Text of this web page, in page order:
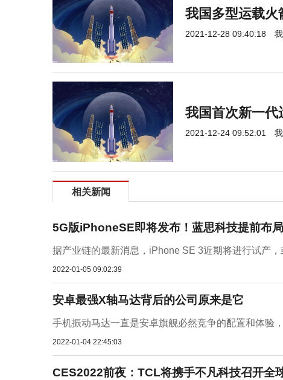
我国多型运载火
2021-12-28 09:40:18
我国首次新一代
2021-12-24 09:52:01
相关新闻
5G版iPhoneSE即将发布！蓝思科技提前布
据产业链的最新消息，iPhone SE 3近期将进行试产
2022-01-05 09:02:39
安卓最强X轴马达背后的公司原来是它
手机振动马达一直是安卓旗舰必然竞争的配置和体验
2022-01-04 22:45:03
CES2022前夜：TCL将携手不凡科技召开全